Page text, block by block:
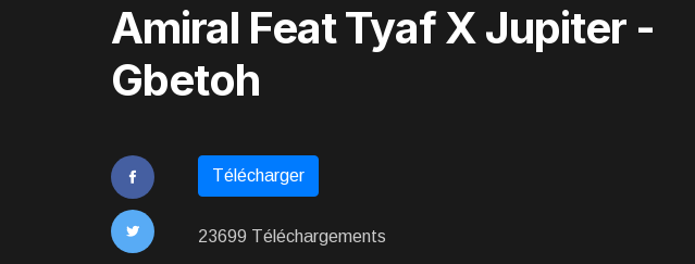
Amiral Feat Tyaf X Jupiter -
Gbetoh
Télécharger
23699 Téléchargements